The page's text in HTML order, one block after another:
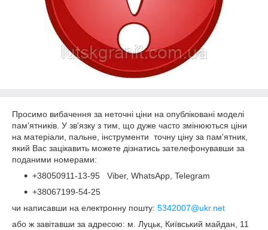
Просимо вибачення за неточні ціни на опубліковані моделі
пам'ятників. У зв'язку з тим, що дуже часто змінюються ціни
на матеріали, пальне, інструменти точну ціну за пам'ятник,
який Вас зацікавить можете дізнатись зателефонувавши за
поданими номерами:
+38050911-13-95 Viber, WhatsApp, Telegram
+38067199-54-25
чи написавши на електронну пошту: 5342007@ukr.net
або ж завітавши за адресою: м. Луцьк, Київський майдан, 11